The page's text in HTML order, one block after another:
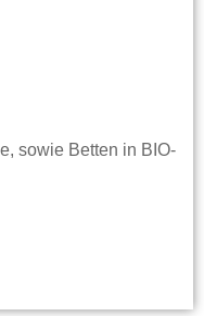
sowie Betten in BIO-